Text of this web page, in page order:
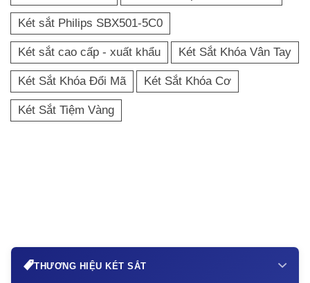
THƯƠNG HIỆU KÉT SẮT
Két sắt Philips SBX501-5C0
Két sắt cao cấp - xuất khẩu Két Sắt Khóa Vân Tay
Két Sắt Khóa Đổi Mã Két Sắt Khóa Cơ
Két Sắt Tiệm Vàng